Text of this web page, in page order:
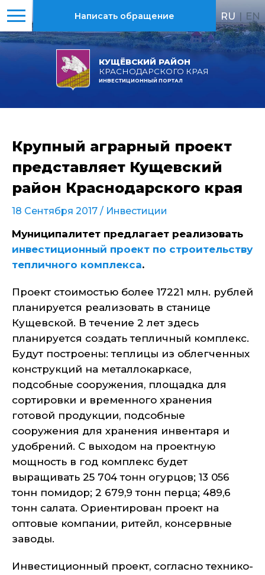
КУЩЁВСКИЙ РАЙОН
КРАСНОДАРСКОГО КРАЯ
ИНВЕСТИЦИОННЫЙ ПОРТАЛ
Написать обращение RU | EN
Крупный аграрный проект
представляет Кущевский
район Краснодарского края
18 Сентября 2017 / Инвестиции
Муниципалитет предлагает реализовать
инвестиционный проект по строительству
тепличного комплекса.
Проект стоимостью более 17221 млн. рублей
планируется реализовать в станице
Кущевской. В течение 2 лет здесь
планируется создать тепличный комплекс.
Будут построены: теплицы из облегченных
конструкций на металлокаркасе,
подсобные сооружения, площадка для
сортировки и временного хранения
готовой продукции, подсобные
сооружения для хранения инвентаря и
удобрений. С выходом на проектную
мощность в год комплекс будет
выращивать 25 704 тонн огурцов; 13 056
тонн помидор; 2 679,9 тонн перца; 489,6
тонн салата. Ориентирован проект на
оптовые компании, ритейл, консервные
заводы.
Инвестиционный проект, согласно технико-